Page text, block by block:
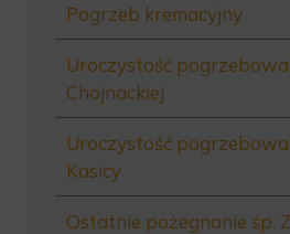
Pogrzeb kremacyjny
Uroczystość
Chojnackiej
Uroczystość
Kasicy
Ostatnie pożegnanie śp.